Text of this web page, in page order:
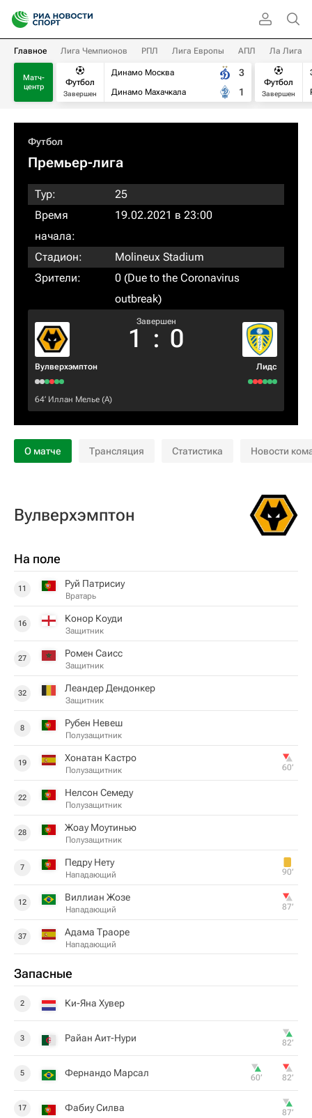
Главное Лига Чемпионов РПЛ Лига Европы АПЛ Ла Лига
Матч-
центр
Футбол
Завершен
Динамо Москва
Динамо Махачкала
3
1
Футбол
Завершен
Футбол
Премьер-лига
Тур:
25
Время
начала:
19.02.2021 в 23:00
Стадион:
Molineux Stadium
Зрители:
0 (Due to the Coronavirus
outbreak)
Вулверхэмптон
Завершен
1 : 0
Лидс
64‎’‎ Иллан Мелье (А)
О матче Трансляция Статистика Новости
Вулверхэмптон
На поле
11 Руй Патрисиу
Вратарь
16 Конор Коуди
Защитник
27 Ромен Саисс
Защитник
32 Леандер Дендонкер
Защитник
8 Рубен Невеш
Полузащитник
19 Хонатан Кастро
Полузащитник 60‎’‎
22 Нелсон Семеду
Полузащитник
28 Жоау Моутинью
Полузащитник
7 Педру Нету
Нападающий 90‎’‎
12 Виллиан Жозе
Нападающий 87‎’‎
37 Адама Траоре
Нападающий
Запасные
2 Ки-Яна Хувер
3 Райан Аит-Нури 82‎’‎
5 Фернандо Марсал 60‎’‎ 82‎’‎
17 Фабиу Силва 87‎’‎